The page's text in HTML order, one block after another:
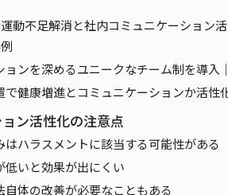
動不足解消と社内コミュニケーション
ョンを深めるユニークなチーム制を導入
で健康増進とコミュニケーションか活性
ン活性化の注意点
はハラスメントに該当する可能性がある
低いと効果が出にくい
自体の改善が必要なこともある